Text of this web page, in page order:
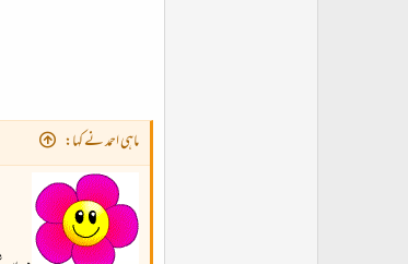
ماہی احمد نے کہا: